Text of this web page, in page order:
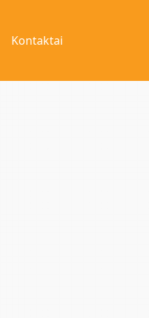
Kontaktai